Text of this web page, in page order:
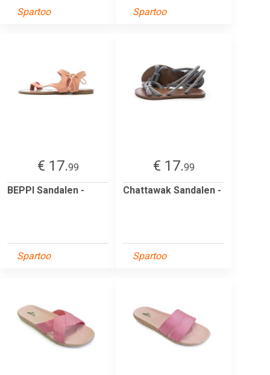
Spartoo Spartoo
€ 17.99
BEPPI Sandalen -
Spartoo
€ 17.99
Chattawak Sandalen -
Spartoo